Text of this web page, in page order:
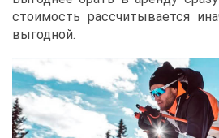
сто­и­мость рас­счи­ты­ва­ет­ся
вы­год­ной.